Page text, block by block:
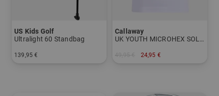
US Kids Golf
Ultralight 60 Standbag
139,95 €
Callaway
UK YOUTH MICROHEX SOLID
24,95 €